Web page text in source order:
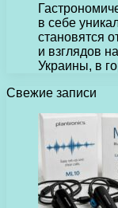
в себе
становятся
и взглядов
Украины, в
Свежие записи